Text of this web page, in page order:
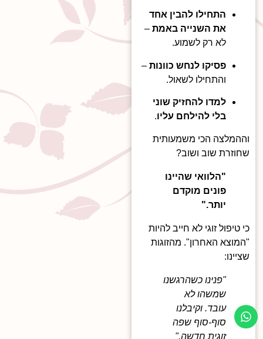
התחילו להבין אחד
את השנייה באמת –
לא רק לשמוע.
פסיקו לנחש כוונות –
והתחילו לשאול.
למדו להחזיק שוני
בלי להילחם עליו.
וההמלצה הכי משמעותית
שחוזרת שוב ושוב?
"הלוואי שהיינו
פונים מוקדם
יותר."
כי טיפול זוגי לא חייב להיות
"המוצא האחרון". מהזוגות
שציינו:
"פנינו כשהרגשנו
שמשהו לא
עובד. וקיבלנו
סוף-סוף שפה
זוגית חדשה."